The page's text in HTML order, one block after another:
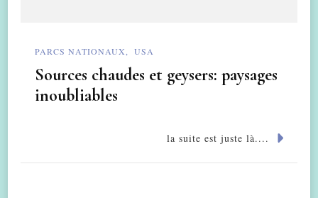
PARCS NATIONAUX USA
Sources chaudes et geysers: paysages
inoubliables
la suite est juste là....